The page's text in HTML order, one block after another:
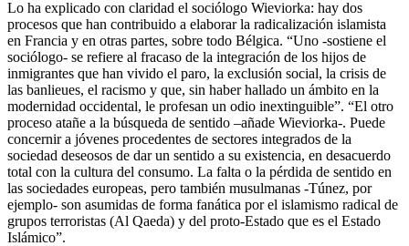
Lo ha explicado con claridad el sociólogo Wieviorka: hay dos
procesos que han contribuido a elaborar la radicalización islamista
en Francia y en otras partes, sobre todo Bélgica. “Uno -sostiene el
sociólogo- se refiere al fracaso de la integración de los hijos de
inmigrantes que han vivido el paro, la exclusión social, la crisis de
las banlieues, el racismo y que, sin haber hallado un ámbito en la
modernidad occidental, le profesan un odio inextinguible”. “El otro
proceso atañe a la búsqueda de sentido –añade Wieviorka-. Puede
concernir a jóvenes procedentes de sectores integrados de la
sociedad deseosos de dar un sentido a su existencia, en desacuerdo
total con la cultura del consumo. La falta o la pérdida de sentido en
las sociedades europeas, pero también musulmanas -Túnez, por
ejemplo- son asumidas de forma fanática por el islamismo radical de
grupos terroristas (Al Qaeda) y del proto-Estado que es el Estado
Islámico”.